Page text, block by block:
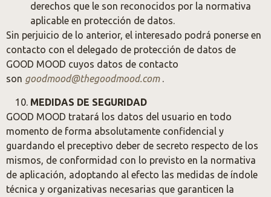
derechos que le son reconocidos por la normativa
aplicable en protección de datos.
Sin perjuicio de lo anterior, el interesado podrá ponerse en
contacto con el delegado de protección de datos de
GOOD MOOD cuyos datos de contacto
son goodmood@thegoodmood.com .
MEDIDAS DE SEGURIDAD
GOOD MOOD tratará los datos del usuario en todo
momento de forma absolutamente confidencial y
guardando el preceptivo deber de secreto respecto de los
mismos, de conformidad con lo previsto en la normativa
de aplicación, adoptando al efecto las medidas de índole
técnica y organizativas necesarias que garanticen la